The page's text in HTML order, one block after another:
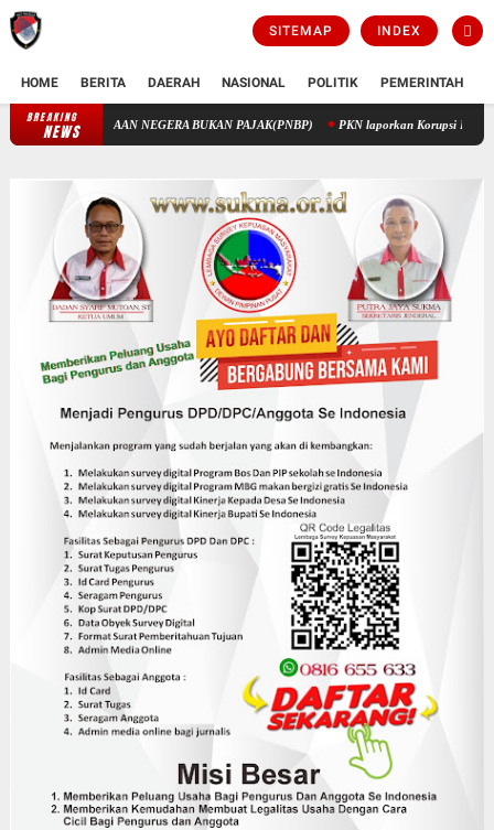
SITEMAP INDEX
HOME BERITA DAERAH NASIONAL POLITIK PEMERINTAH
BREAKING
NEWS PENGELOLAAN KEUANGAN STIK MELALUI PENERIMAAN NEGERA